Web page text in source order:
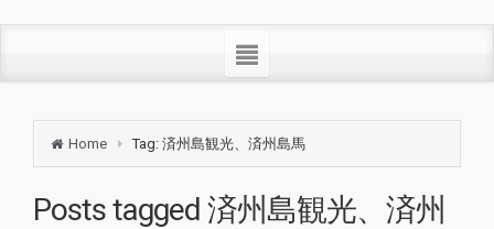
Home Tag: 済州島観光、済州島馬
Posts tagged 済州島観光、済州